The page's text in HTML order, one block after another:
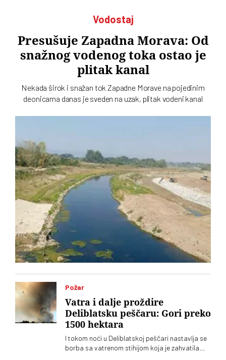
Vodostaj
Presušuje Zapadna Morava: Od
snažnog vodenog toka ostao je
plitak kanal
Nekada širok i snažan tok Zapadne Morave na pojedinim
deonicama danas je sveden na uzak, plitak vodeni kanal
Požar
Vatra i dalje proždire
Deliblatsku peščaru: Gori preko
1500 hektara
I tokom noći u Deliblatskoj peščari nastavlja se
borba sa vatrenom stihijom koja je zahvatila